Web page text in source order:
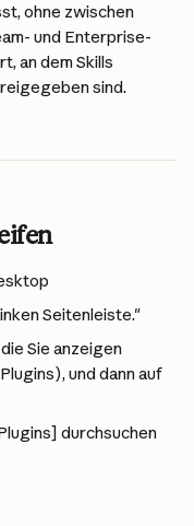
ohne zwischen
und Enterprise-
an dem Skills
sind.
Seitenleiste."
Sie anzeigen
und dann auf
durchsuchen